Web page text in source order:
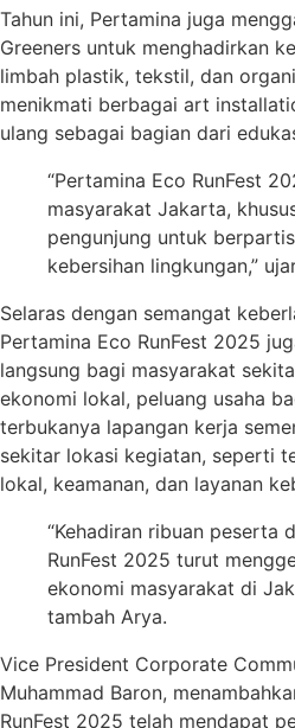
Tahun ini, Pertamina juga
Greeners untuk menghadirkan
limbah plastik, tekstil, dan
menikmati berbagai art
ulang sebagai bagian dari
“Pertamina Eco RunFest
masyarakat Jakarta,
pengunjung untuk
kebersihan lingkungan,”
Selaras dengan semangat
Pertamina Eco RunFest 2025
langsung bagi masyarakat
ekonomi lokal, peluang usaha
terbukanya lapangan kerja
sekitar lokasi kegiatan, seperti
lokal, keamanan, dan layanan
“Kehadiran ribuan peserta
RunFest 2025 turut
ekonomi masyarakat di
tambah Arya.
Vice President Corporate
Muhammad Baron,
RunFest 2025 telah mendapat